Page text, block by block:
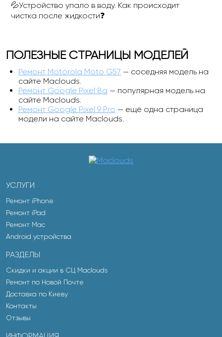
💦Устройство упало в воду. Как происходит
чистка после жидкости❓
ПОЛЕЗНЫЕ СТРАНИЦЫ МОДЕЛЕЙ
Ремонт Motorola Moto G57 — соседняя модель на
сайте Maclouds.
Ремонт Google Pixel 8a — популярная модель на
сайте Maclouds.
Ремонт Google Pixel 9 Pro — ещё одна страница
модели на сайте Maclouds.
УСЛУГИ
Ремонт iPhone
Ремонт iPad
Ремонт Mac
Android устройства
РАЗДЕЛЫ
Скидки и акции в СЦ Maclouds
Ремонт по Новой Почте
Доставка по Киеву
Контакты
Отзывы